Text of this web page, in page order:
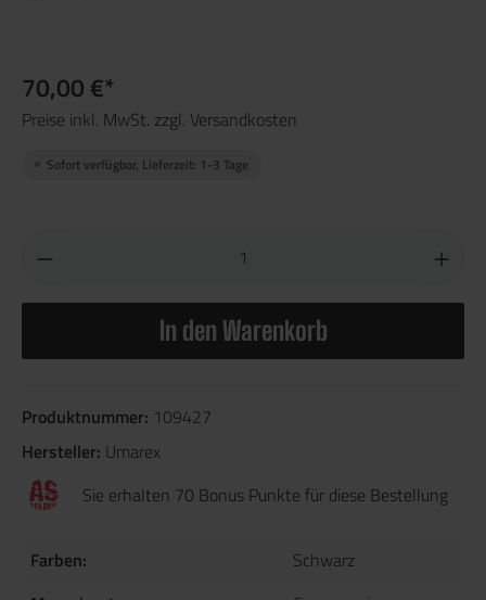
70,00 €*
Preise inkl. MwSt. zzgl. Versandkosten
Sofort verfügbar, Lieferzeit: 1-3 Tage
In den Warenkorb
Produktnummer: 109427
Hersteller: Umarex
Sie erhalten 70 Bonus Punkte für diese Bestellung
Farben:
Schwarz